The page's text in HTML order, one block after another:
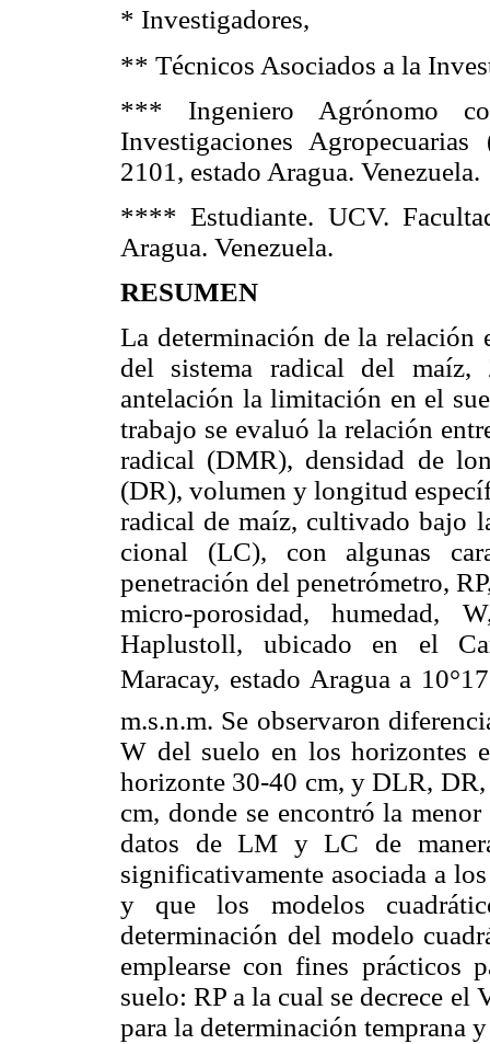
* Investigadores,
** Técnicos Asociados a la
*** Ingeniero Agrónomo
Investigaciones
2101, estado Aragua. Venezuela.
**** Estudiante. UCV.
Aragua. Venezuela.
RESUMEN
La determinación de la relación
del sistema radical del maíz,
antelación la limitación en el
trabajo se evaluó la relación
radical (DMR), densidad de
(DR), volumen y longitud
radical de maíz, cultivado bajo
cional (LC), con algunas
penetración del penetrómetro,
micro-porosidad,
Haplustoll, ubicado en el
Maracay, estado Aragua a
m.s.n.m. Se observaron
W del suelo en los horizontes
horizonte 30-40 cm, y DLR,
cm, donde se encontró la
datos de LM y LC de
significativamente asociada a
y que los modelos
determinación del modelo
emplearse con fines prácticos
suelo: RP a la cual se decrece
para la determinación temprana